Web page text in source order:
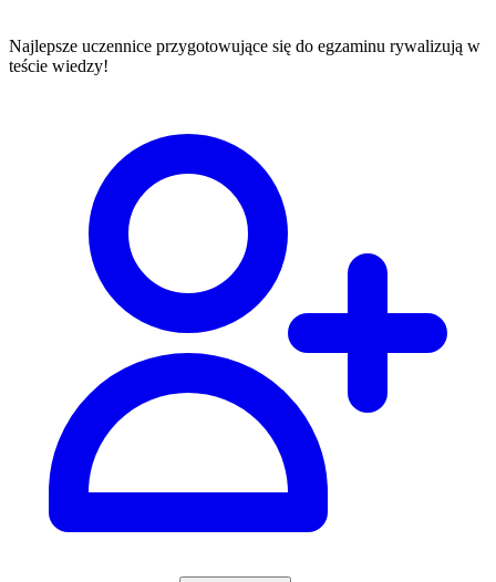
Najlepsze uczennice przygotowujące się do egzaminu rywalizują w
teście wiedzy!